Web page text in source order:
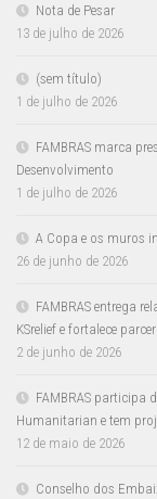
Nota de Pesar
13 de julho de 2026
(sem título)
1 de julho de 2026
FAMBRAS marca
Desenvolvimento
1 de julho de 2026
A Copa e os muros
26 de junho de 2026
FAMBRAS entrega
KSrelief e fortalece
2 de junho de 2026
FAMBRAS participa
Humanitarian e tem
12 de maio de 2026
Conselho dos